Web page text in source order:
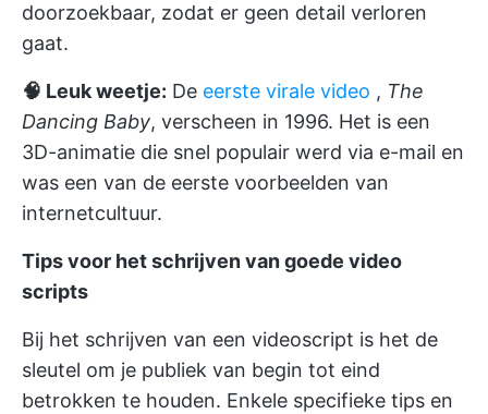
doorzoekbaar, zodat er geen detail verloren
gaat.
🧠 Leuk weetje: De eerste virale video , The
Dancing Baby, verscheen in 1996. Het is een
3D-animatie die snel populair werd via e-mail en
was een van de eerste voorbeelden van
internetcultuur.
Tips voor het schrijven van goede video
scripts
Bij het schrijven van een videoscript is het de
sleutel om je publiek van begin tot eind
betrokken te houden. Enkele specifieke tips en